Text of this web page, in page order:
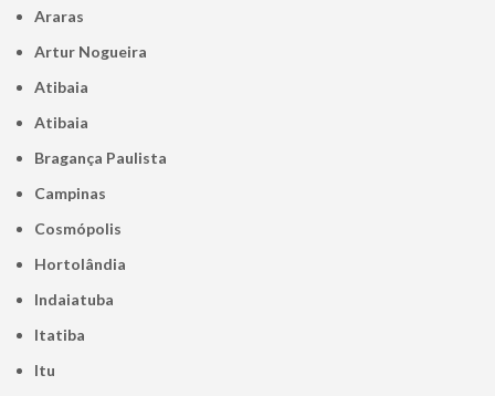
Araras
Artur Nogueira
Atibaia
Atibaia
Bragança Paulista
Campinas
Cosmópolis
Hortolândia
Indaiatuba
Itatiba
Itu